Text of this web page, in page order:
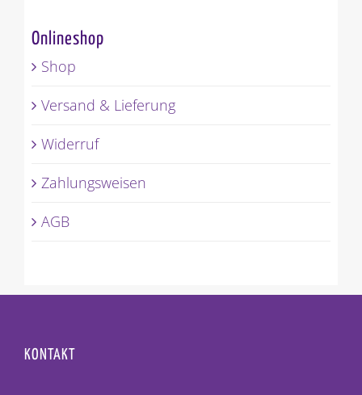
Onlineshop
Shop
Versand & Lieferung
Widerruf
Zahlungsweisen
AGB
KONTAKT